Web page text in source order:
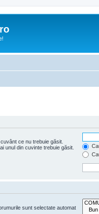
ce nu trebuie găsit.
unul din cuvinte trebuie găsit.
sunt selectate automat